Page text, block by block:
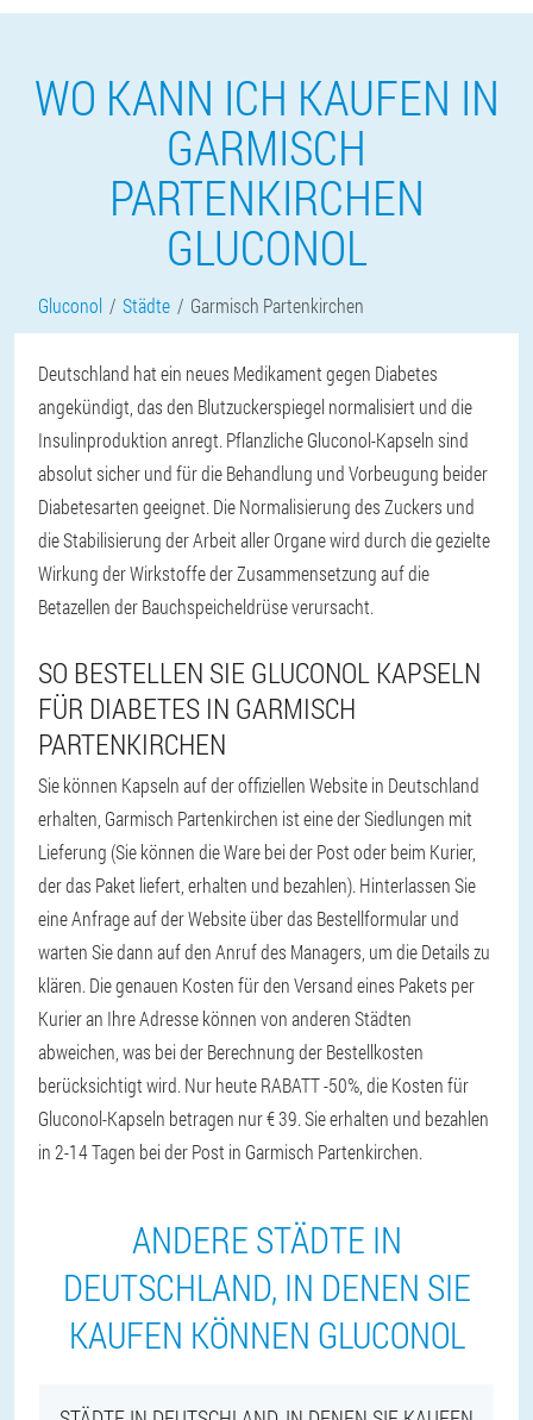
WO KANN ICH KAUFEN IN
GARMISCH
PARTENKIRCHEN
GLUCONOL
Gluconol Städte Garmisch Partenkirchen
Deutschland hat ein neues Medikament gegen Diabetes
angekündigt, das den Blutzuckerspiegel normalisiert und die
Insulinproduktion anregt. Pflanzliche Gluconol-Kapseln sind
absolut sicher und für die Behandlung und Vorbeugung beider
Diabetesarten geeignet. Die Normalisierung des Zuckers und
die Stabilisierung der Arbeit aller Organe wird durch die gezielte
Wirkung der Wirkstoffe der Zusammensetzung auf die
Betazellen der Bauchspeicheldrüse verursacht.
SO BESTELLEN SIE GLUCONOL KAPSELN
FÜR DIABETES IN GARMISCH
PARTENKIRCHEN
Sie können Kapseln auf der offiziellen Website in Deutschland
erhalten, Garmisch Partenkirchen ist eine der Siedlungen mit
Lieferung (Sie können die Ware bei der Post oder beim Kurier,
der das Paket liefert, erhalten und bezahlen). Hinterlassen Sie
eine Anfrage auf der Website über das Bestellformular und
warten Sie dann auf den Anruf des Managers, um die Details zu
klären. Die genauen Kosten für den Versand eines Pakets per
Kurier an Ihre Adresse können von anderen Städten
abweichen, was bei der Berechnung der Bestellkosten
berücksichtigt wird. Nur heute RABATT -50%, die Kosten für
Gluconol-Kapseln betragen nur € 39. Sie erhalten und bezahlen
in 2-14 Tagen bei der Post in Garmisch Partenkirchen.
ANDERE STÄDTE IN
DEUTSCHLAND, IN DENEN SIE
KAUFEN KÖNNEN GLUCONOL